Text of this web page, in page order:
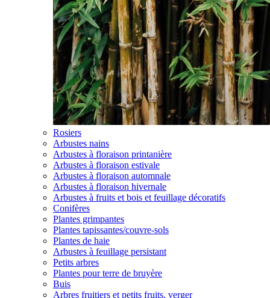
Rosiers
Arbustes nains
Arbustes à floraison printanière
Arbustes à floraison estivale
Arbustes à floraison automnale
Arbustes à floraison hivernale
Arbustes à fruits et bois et feuillage décoratifs
Conifères
Plantes grimpantes
Plantes tapissantes/couvre-sols
Plantes de haie
Arbustes à feuillage persistant
Petits arbres
Plantes pour terre de bruyère
Buis
Arbres fruitiers et petits fruits, verger